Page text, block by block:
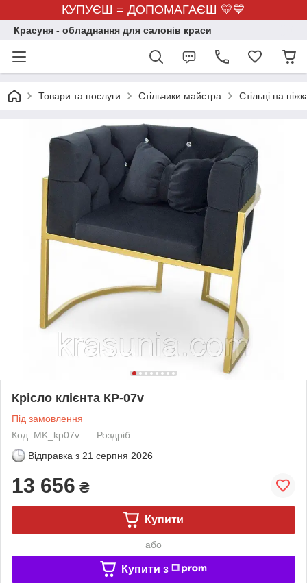
КУПУЄШ = ДОПОМАГАЄШ 💛💙
Красуня - обладнання для салонів краси
Товари та послуги Стільчики майстра Стільці на
Крісло клієнта КР-07v
Під замовлення
Код: MK_kp07v
Роздріб
Відправка з 21 серпня 2026
13 656 ₴
Купити
або
Купити з